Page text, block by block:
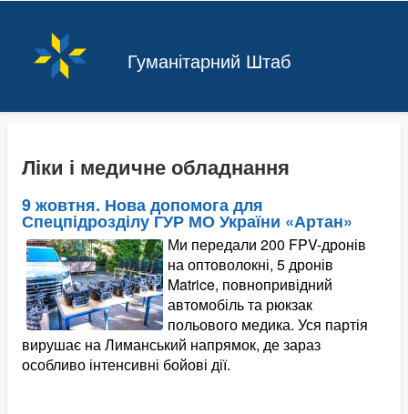
Гуманітарний Штаб
Ліки і медичне обладнання
9 жовтня. Нова допомога для
Спецпідрозділу ГУР МО України «Артан»
Ми передали 200 FPV-дронів
на оптоволокні, 5 дронів
Matrice, повнопривідний
автомобіль та рюкзак
польового медика. Уся партія
вирушає на Лиманський напрямок, де зараз
особливо інтенсивні бойові дії.